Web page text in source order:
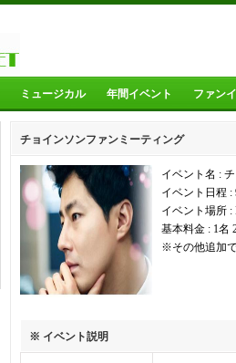
ミュージカル 年間イベント ファン
チョインソンファンミーティング
イベント名 :
イベント日程 :
イベント場所
基本料金 : 1名
※その他追加
※ イベント説明